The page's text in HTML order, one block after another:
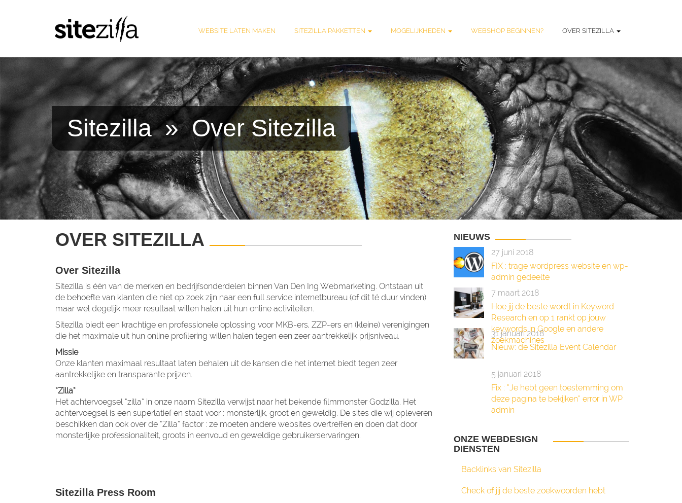
WEBSITE LATEN MAKEN SITEZILLA PAKKETTEN MOGELIJKHEDEN WEBSHOP BEGINNEN? OVER SITEZILLA
Sitezilla» Over Sitezilla
OVER SITEZILLA
Over Sitezilla
Sitezilla is één van de merken en bedrijfsonderdelen binnen Van Den Ing Webmarketing. Ontstaan uit
de behoefte van klanten die niet op zoek zijn naar een full service internetbureau (of dit té duur vinden)
maar wel degelijk meer resultaat willen halen uit hun online activiteiten.
Sitezilla biedt een krachtige en professionele oplossing voor MKB-ers, ZZP-ers en (kleine) verenigingen
die het maximale uit hun online profilering willen halen tegen een zeer aantrekkelijk prijsniveau.
Missie
Onze klanten maximaal resultaat laten behalen uit de kansen die het internet biedt tegen zeer
aantrekkelijke en transparante prijzen.
“Zilla”
Het achtervoegsel “zilla” in onze naam Sitezilla verwijst naar het bekende filmmonster Godzilla. Het
achtervoegsel is een superlatief en staat voor : monsterlijk, groot en geweldig. De sites die wij opleveren
beschikken dan ook over de “Zilla” factor : ze moeten andere websites overtreffen en doen dat door
monsterlijke professionaliteit, groots in eenvoud en geweldige gebruikerservaringen.
Sitezilla Press Room
NIEUWS
27 juni 2018
FIX : trage wordpress website en wp-
admin gedeelte
7 maart 2018
Hoe jij de beste wordt in Keyword
Research en op 1 rankt op jouw
keywords in Google en andere
zoekmachines
31 januari 2018
Nieuw: de Sitezilla Event Calendar
5 januari 2018
Fix : “Je hebt geen toestemming om
deze pagina te bekijken” error in WP
admin
ONZE WEBDESIGN
DIENSTEN
Backlinks van Sitezilla
Check of jij de beste zoekwoorden hebt